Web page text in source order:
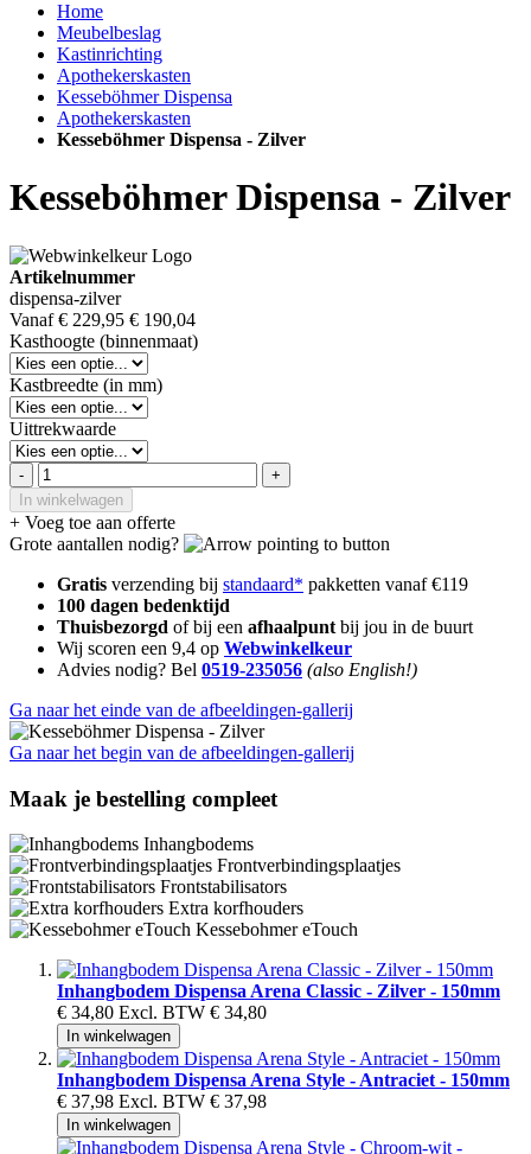
Home
Meubelbeslag
Kastinrichting
Apothekerskasten
Kesseböhmer Dispensa
Apothekerskasten
Kesseböhmer Dispensa - Zilver
Kesseböhmer Dispensa - Zilver
Artikelnummer
dispensa-zilver
Vanaf € 229,95 € 190,04
Kasthoogte (binnenmaat)
Kastbreedte (in mm)
Uittrekwaarde
-
+
In winkelwagen
+ Voeg toe aan offerte
Grote aantallen nodig?
Gratis verzending bij standaard* pakketten vanaf €119
100 dagen bedenktijd
Thuisbezorgd of bij een afhaalpunt bij jou in de buurt
Wij scoren een 9,4 op Webwinkelkeur
Advies nodig? Bel 0519-235056 (also English!)
Ga naar het einde van de afbeeldingen-gallerij
Ga naar het begin van de afbeeldingen-gallerij
Maak je bestelling compleet
Inhangbodems
Frontverbindingsplaatjes
Frontstabilisators
Extra korfhouders
Kessebohmer eTouch
Inhangbodem Dispensa Arena Classic - Zilver - 150mm
€ 34,80 Excl. BTW € 34,80
In winkelwagen
Inhangbodem Dispensa Arena Style - Antraciet - 150mm
€ 37,98 Excl. BTW € 37,98
In winkelwagen